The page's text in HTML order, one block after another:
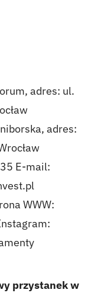
adres: ul.
adres:
E-mail:
WWW:
przystanek w